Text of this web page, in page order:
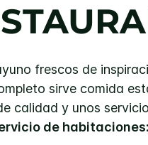
frescos de
sirve comida
calidad y unos
de habitaciones: